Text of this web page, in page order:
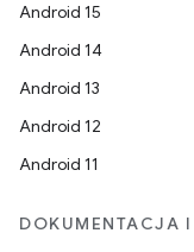
Android 15
Android 14
Android 13
Android 12
Android 11
DOKUMENTACJA